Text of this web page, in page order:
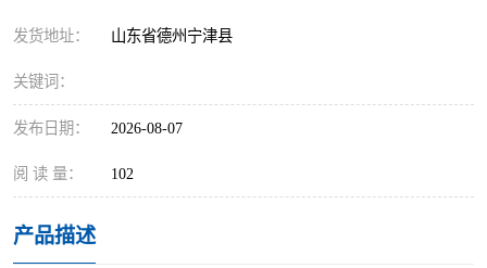
发货地址： 山东省德州宁津县
关键词：
发布日期： 2026-08-07
阅 读 量： 102
产品描述